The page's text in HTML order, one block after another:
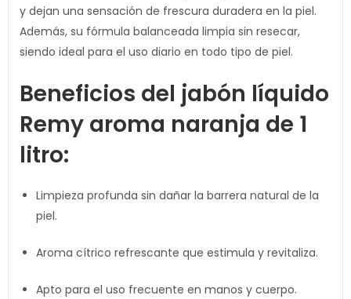
y dejan una sensación de frescura duradera en la piel.
Además, su fórmula balanceada limpia sin resecar,
siendo ideal para el uso diario en todo tipo de piel.
Beneficios del jabón líquido
Remy aroma naranja de 1
litro:
Limpieza profunda sin dañar la barrera natural de la
piel.
Aroma cítrico refrescante que estimula y revitaliza.
Apto para el uso frecuente en manos y cuerpo.